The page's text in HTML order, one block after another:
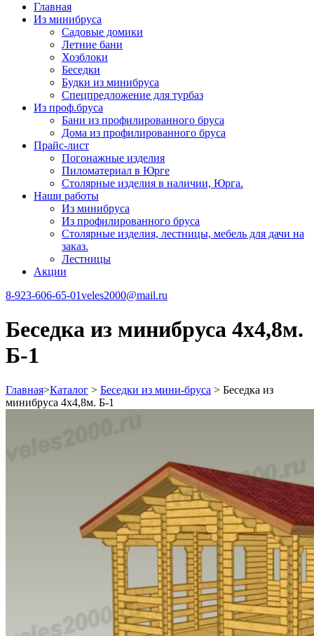
Главная
Из минибруса
Садовые домики
Летние бани
Хозблоки
Беседки
Будки из минибруса
Спецпредложение для турбаз
Из проф.бруса
Бани из профилированного бруса
Дома из профилированного бруса
Прайс-лист
Погонажные изделия
Пиломатериал в Юрге
Столярные изделия в наличии, Юрга.
Наши работы
Из минибруса
Из профилированного бруса
Столярные изделия, лестницы, мебель для дачи на
заказ.
Лестницы
Акции
8-923-606-65-01veles2000@mail.ru
Беседка из минибруса 4х4,8м.
Б-1
Главная>Каталог > Беседки из мини-бруса > Беседка из
минибруса 4х4,8м. Б-1